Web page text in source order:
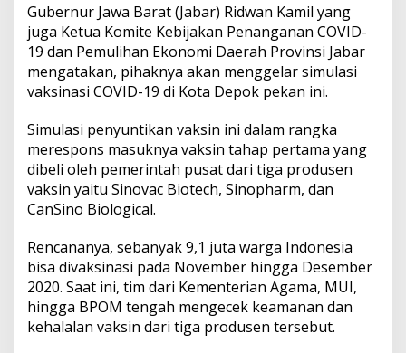
Gubernur Jawa Barat (Jabar) Ridwan Kamil yang
juga Ketua Komite Kebijakan Penanganan COVID-
19 dan Pemulihan Ekonomi Daerah Provinsi Jabar
mengatakan, pihaknya akan menggelar simulasi
vaksinasi COVID-19 di Kota Depok pekan ini.
Simulasi penyuntikan vaksin ini dalam rangka
merespons masuknya vaksin tahap pertama yang
dibeli oleh pemerintah pusat dari tiga produsen
vaksin yaitu Sinovac Biotech, Sinopharm, dan
CanSino Biological.
Rencananya, sebanyak 9,1 juta warga Indonesia
bisa divaksinasi pada November hingga Desember
2020. Saat ini, tim dari Kementerian Agama, MUI,
hingga BPOM tengah mengecek keamanan dan
kehalalan vaksin dari tiga produsen tersebut.